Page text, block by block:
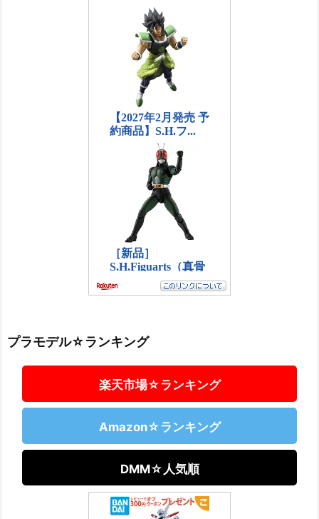
プラモデル☆ランキング
楽天市場☆ランキング
Amazon☆ランキング
DMM☆人気順